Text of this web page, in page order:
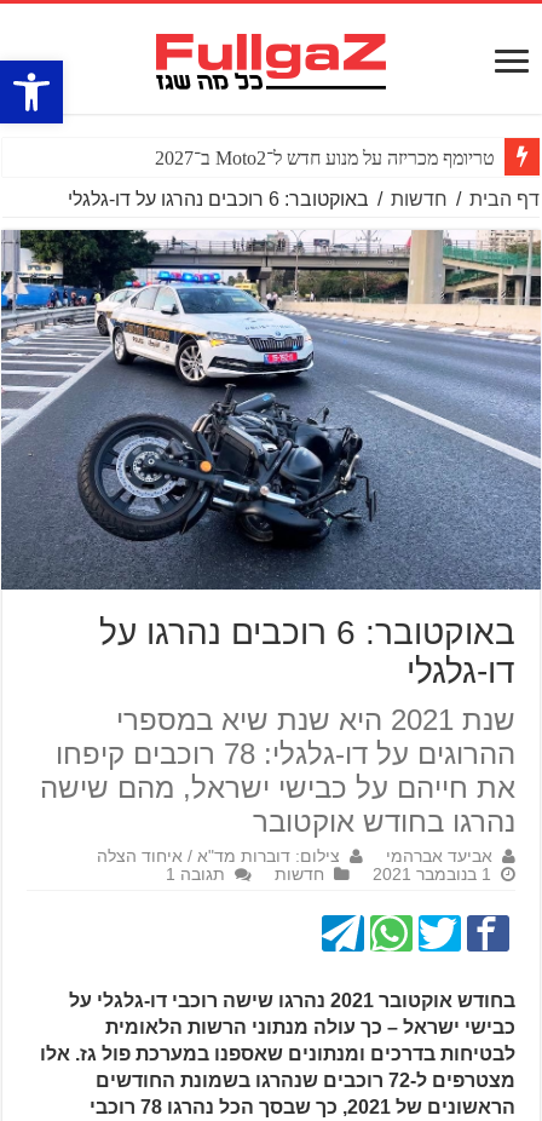
פתח
טריומף מכריזה על מנוע חדש ל־Moto2 ב־2027
דף הבית / חדשות / באוקטובר: 6 רוכבים נהרגו על דו-גלגלי
באוקטובר: 6 רוכבים נהרגו על
דו-גלגלי
שנת 2021 היא שנת שיא במספרי
ההרוגים על דו-גלגלי: 78 רוכבים קיפחו
את חייהם על כבישי ישראל, מהם שישה
נהרגו בחודש אוקטובר
אביעד אברהמי
צילום: דוברות מד"א / איחוד הצלה
1 בנובמבר 2021
חדשות תגובה 1
בחודש אוקטובר 2021 נהרגו שישה רוכבי דו-גלגלי על
כבישי ישראל – כך עולה מנתוני הרשות הלאומית
לבטיחות בדרכים ומנתונים שאספנו במערכת פול גז. אלו
מצטרפים ל-72 רוכבים שנהרגו בשמונת החודשים
הראשונים של 2021, כך שבסך הכל נהרגו 78 רוכבי